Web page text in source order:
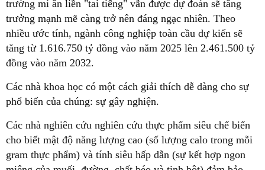
trường mì ăn liền "tai tiếng" vẫn được dự đoán sẽ tăng
trưởng mạnh mẽ càng trở nên đáng ngạc nhiên. Theo
nhiều ước tính, ngành công nghiệp toàn cầu dự kiến sẽ
tăng từ 1.616.750 tỷ đồng vào năm 2025 lên 2.461.500 tỷ
đồng vào năm 2032.
Các nhà khoa học có một cách giải thích dễ dàng cho sự
phổ biến của chúng: sự gây nghiện.
Các nhà nghiên cứu nghiên cứu thực phẩm siêu chế biến
cho biết mật độ năng lượng cao (số lượng calo trong mỗi
gram thực phẩm) và tính siêu hấp dẫn (sự kết hợp ngon